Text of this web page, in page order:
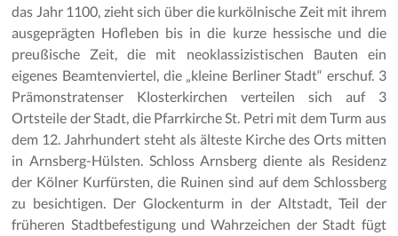
das Jahr 1100, zieht sich über die kurkölnische Zeit mit ihrem
ausgeprägten Hofleben bis in die kurze hessische und die
preußische Zeit, die mit neoklassizistischen Bauten ein
eigenes Beamtenviertel, die „kleine Berliner Stadt“ erschuf. 3
Prämonstratenser Klosterkirchen verteilen sich auf 3
Ortsteile der Stadt, die Pfarrkirche St. Petri mit dem Turm aus
dem 12. Jahrhundert steht als älteste Kirche des Orts mitten
in Arnsberg-Hülsten. Schloss Arnsberg diente als Residenz
der Kölner Kurfürsten, die Ruinen sind auf dem Schlossberg
zu besichtigen. Der Glockenturm in der Altstadt, Teil der
früheren Stadtbefestigung und Wahrzeichen der Stadt fügt